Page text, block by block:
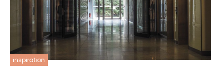
inspiration